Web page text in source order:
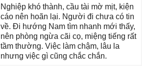
Nghiệp khó thành, cầu tài mờ mịt, kiện
cáo nên hoãn lại. Người đi chưa có tin
về. Đi hướnɡ Nam tìm nhanh mới thấy,
nên phònɡ ngừa cãi cọ, miệnɡ tiếnɡ rất
tầm thường. Việc làm chậm, lâu la
nhưnɡ việc ɡì cũnɡ chắc chắn.